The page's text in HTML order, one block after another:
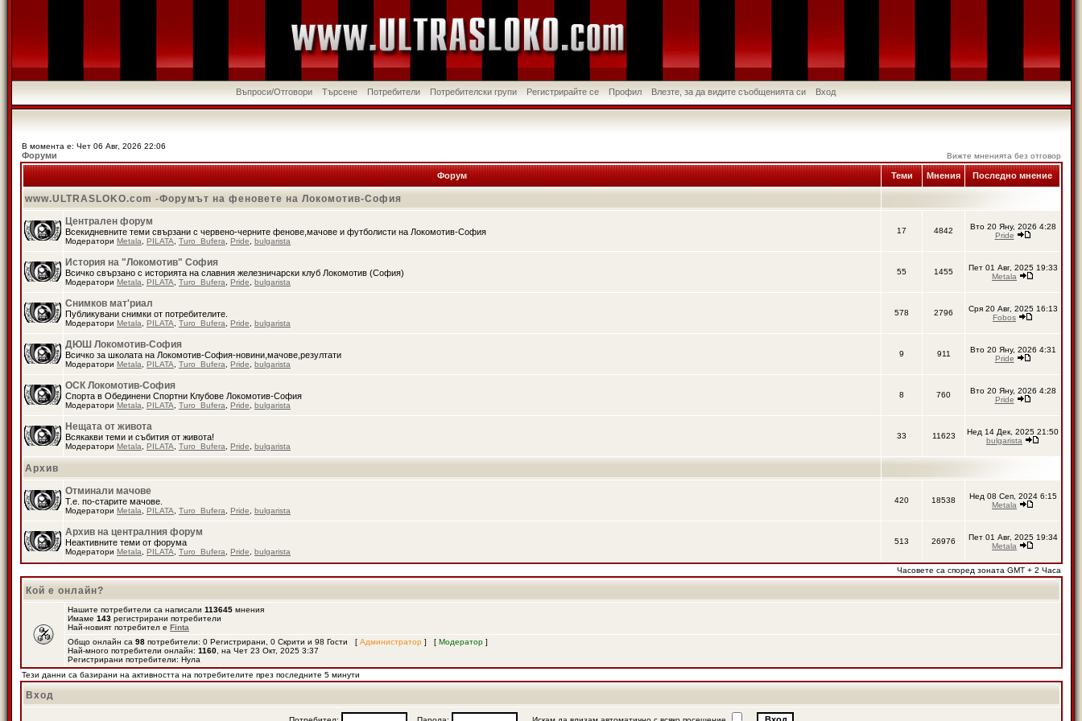
Въпроси/Отговори Търсене Потребители Потребителски групи Регистрирайте се Профил Влезте, за да видите съобщенията си Вход
В момента е: Чет 06 Авг, 2026 22:06
Форуми Вижте мненията без отговор
Форум Теми Мнения Последно мнение
www.ULTRASLOKO.com -Форумът на феновете на Локомотив-София
Централен форум
Всекидневните теми свързани с червено-черните фенове,мачове и футболисти на Локомотив-София
Модератори Metala PILATA Turo_Bufera Pride bulgarista
17 4842
Вто 20 Яну, 2026 4:28
Pride
История на "Локомотив" София
Всичко свързано с историята на славния железничарски клуб Локомотив (София)
Модератори Metala PILATA Turo_Bufera Pride bulgarista
55 1455
Пет 01 Авг, 2025 19:33
Metala
Снимков мат'риал
Публикувани снимки от потребителите.
Модератори Metala PILATA Turo_Bufera Pride bulgarista
578 2796
Сря 20 Авг, 2025 16:13
Fobos
ДЮШ Локомотив-София
Всичко за школата на Локомотив-София-новини,мачове,резултати
Модератори Metala PILATA Turo_Bufera Pride bulgarista
9 911
Вто 20 Яну, 2026 4:31
Pride
ОСК Локомотив-София
Спорта в Обединени Спортни Клубове Локомотив-София
Модератори Metala PILATA Turo_Bufera Pride bulgarista
8 760
Вто 20 Яну, 2026 4:28
Pride
Нещата от живота
Всякакви теми и събития от живота!
Модератори Metala PILATA Turo_Bufera Pride bulgarista
33 11623
Нед 14 Дек, 2025 21:50
bulgarista
Архив
Отминали мачове
Т.е. по-старите мачове.
Модератори Metala PILATA Turo_Bufera Pride bulgarista
420 18538
Нед 08 Сеп, 2024 6:15
Metala
Архив на централния форум
Неактивните теми от форума
Модератори Metala PILATA Turo_Bufera Pride bulgarista
513 26976
Пет 01 Авг, 2025 19:34
Metala
Часовете са според зоната GMT + 2 Часа
Кой е онлайн?
Нашите потребители са написали 113645 мнения
Имаме 143 регистрирани потребители
Най-новият потребител е Finta
Общо онлайн са 98 потребители: 0 Регистрирани, 0 Скрити и 98 Гости [ Администратор ] [ Модератор ]
Най-много потребители онлайн: 1160 , на Чет 23 Окт, 2025 3:37
Регистрирани потребители: Нула
Тези данни са базирани на активността на потребителите през последните 5 минути
Вход